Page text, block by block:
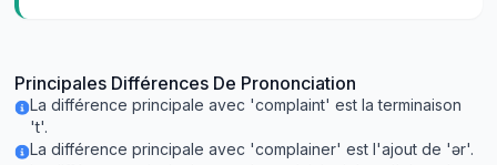
Principales Différences De Prononciation
La différence principale avec 'complaint' est la terminaison
't'.
La différence principale avec 'complainer' est l'ajout de 'ər'.